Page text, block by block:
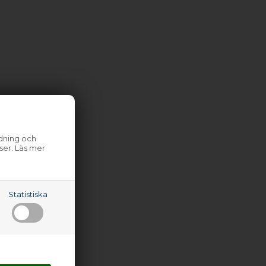
och
Läs mer
Statistiska